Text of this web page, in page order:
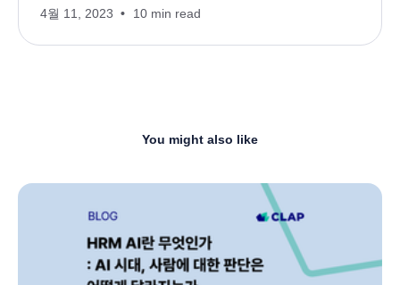
4월 11, 2023 10 min read
You might also like